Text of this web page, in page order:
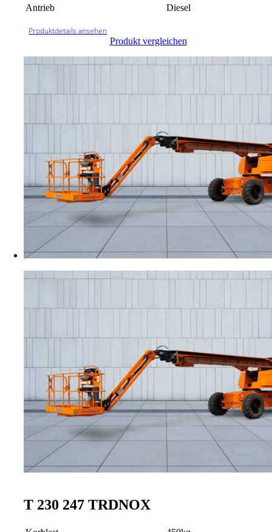
Antrieb
Diesel
Produktdetails ansehen
Produkt vergleichen
T 230 247 TRDNOX